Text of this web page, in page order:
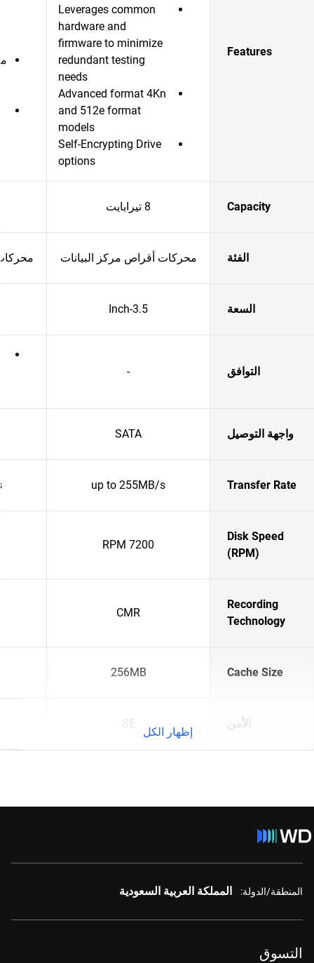
Features
Leverages common
hardware and
firmware to minimize
redundant testing
needs
Advanced format 4Kn
and 512e format
models
Self-Encrypting Drive
options
Capacity 8 تيرابايت
الفئة محركات أقراص مركز البيانات
السعة 3.5-Inch
التوافق -
واجهة التوصيل SATA
Transfer Rate
up to 255MB/s
Disk Speed
(RPM)
7200 RPM
Recording
Technology
CMR
Cache Size
256MB
الأمن SE
إظهار الكل
المنطقة/الدولة: المملكة العربية السعودية
التسوق